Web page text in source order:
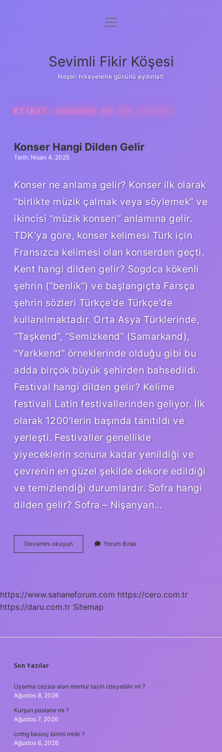
Anasayfa
Yasal Uyarı
menüyü
Sevimli Fikir Köşesi
Neşeli hikayelerle gününü aydınlat!
ETIKET: KONSER NE IŞE YARAR
Konser Hangi Dilden Gelir
Tarih: Nisan 4, 2025
Konser ne anlama gelir? Konser ilk olarak
“birlikte müzik çalmak veya söylemek” ve
ikincisi “müzik konseri” anlamına gelir.
TDK’ya göre, konser kelimesi Türk için
Fransızca kelimesi olan konserden geçti.
Kent hangi dilden gelir? Sogdca kökenli
şehrin (“benlik”) ve başlangıçta Farsça
şehrin sözleri Türkçe’de Türkçe’de
kullanılmaktadır. Orta Asya Türklerinde,
“Taşkend”, “Semizkend” (Samarkand),
“Yarkkend” örneklerinde olduğu gibi bu
adda birçok büyük şehirden bahsedildi.
Festival hangi dilden gelir? Kelime
festivali Latin festivallerinden geliyor. İlk
olarak 1200’lerin başında tanıtıldı ve
yerleşti. Festivaller genellikle
yiyeceklerin sonuna kadar yenildiği ve
çevrenin en güzel şekilde dekore edildiği
ve temizlendiği durumlardır. Sofra hangi
dilden gelir? Sofra – Nişanyan…
Devamını okuyun
Hangi
Yorum Bırak
https://www.sahaneforum.com https://cero.com.tr
https://daru.com.tr Sitemap
SIDEBAR
Son Yazılar
Uyarma cezası alan memur tayin isteyebilir mi ?
Ağustos 8, 2026
Kurşun paslanır mı ?
Ağustos 7, 2026
cmhg basınç birimi midir ?
Ağustos 6, 2026